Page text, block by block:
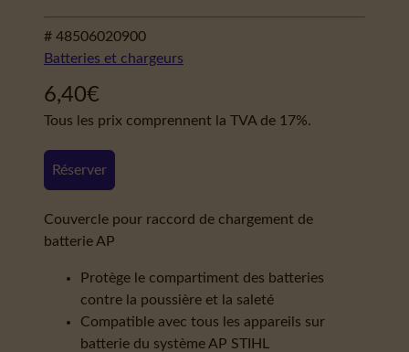
# 48506020900
Batteries et chargeurs
6,40€
Tous les prix comprennent la TVA de 17%.
Réserver
Couvercle pour raccord de chargement de
batterie AP
Protège le compartiment des batteries
contre la poussière et la saleté
Compatible avec tous les appareils sur
batterie du système AP STIHL